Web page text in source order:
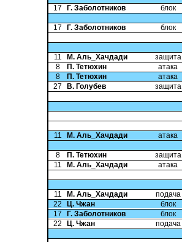
17 Г. Заболотников блок
17 Г. Заболотников блок
11 М. Аль_Хачдади
защита
8
П. Тетюхин
атака
8
П. Тетюхин
атака
27
В. Голубев защита
11 М. Аль_Хачдади атака
8 П. Тетюхин
защита
11
М. Аль_Хачдади атака
11 М. Аль_Хачдади
подача
22
Ц. Чжан
блок
17
Г. Заболотников
блок
22
Ц. Чжан подача